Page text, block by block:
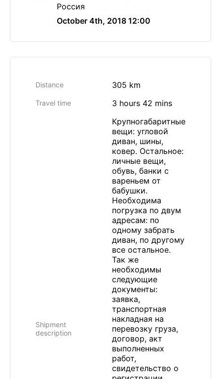
Россия
October 4th, 2018 12:00
Distance 305 km
Travel time 3 hours 42 mins
Shipment
description
Крупногабаритные
вещи: угловой
диван, шины,
ковер. Остальное:
личные вещи,
обувь, банки с
вареньем от
бабушки.
Необходима
погрузка по двум
адресам: по
одному забрать
диван, по другому
все остальное.
Так же
необходимы
следующие
документы:
заявка,
транспортная
накладная на
перевозку груза,
договор, акт
выполненных
работ,
свидетельство о